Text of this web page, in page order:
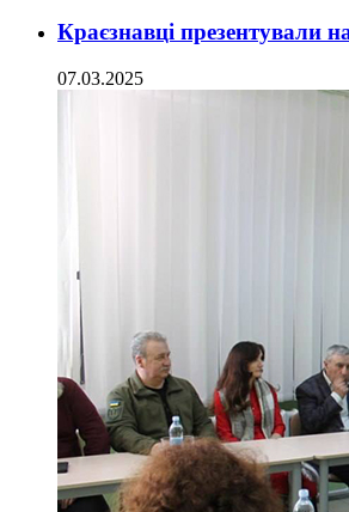
Краєзнавці презентували
07.03.2025